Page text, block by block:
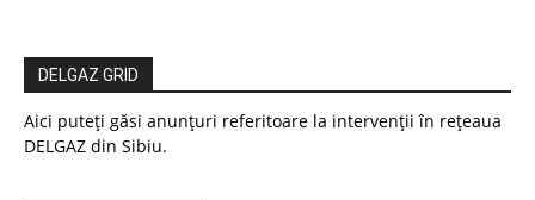
DELGAZ GRID
Aici puteți găsi anunțuri referitoare la intervenții în rețeaua
DELGAZ din Sibiu.